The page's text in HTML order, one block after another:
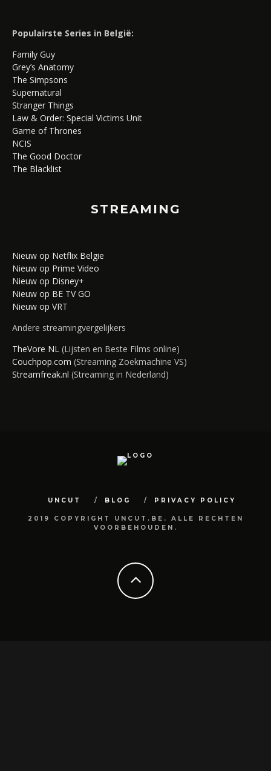
Populairste Series in België:
Family Guy
Grey’s Anatomy
The Simpsons
Supernatural
Stranger Things
Law & Order: Special Victims Unit
Game of Thrones
NCIS
The Good Doctor
The Blacklist
STREAMING
Nieuw op Netflix Belgie
Nieuw op Prime Video
Nieuw op Disney+
Nieuw op BE TV GO
Nieuw op VRT
Andere streamingvergelijkers
TheVore NL (Lijsten en Beste Films online)
Couchpop.com (Streaming Zoekmachine VS)
Streamfreak.nl (Streaming in Nederland)
UNCUT BLOG PRIVACY POLICY
2019 COPYRIGHT UNCUT.BE. ALLE RECHTEN
VOORBEHOUDEN.